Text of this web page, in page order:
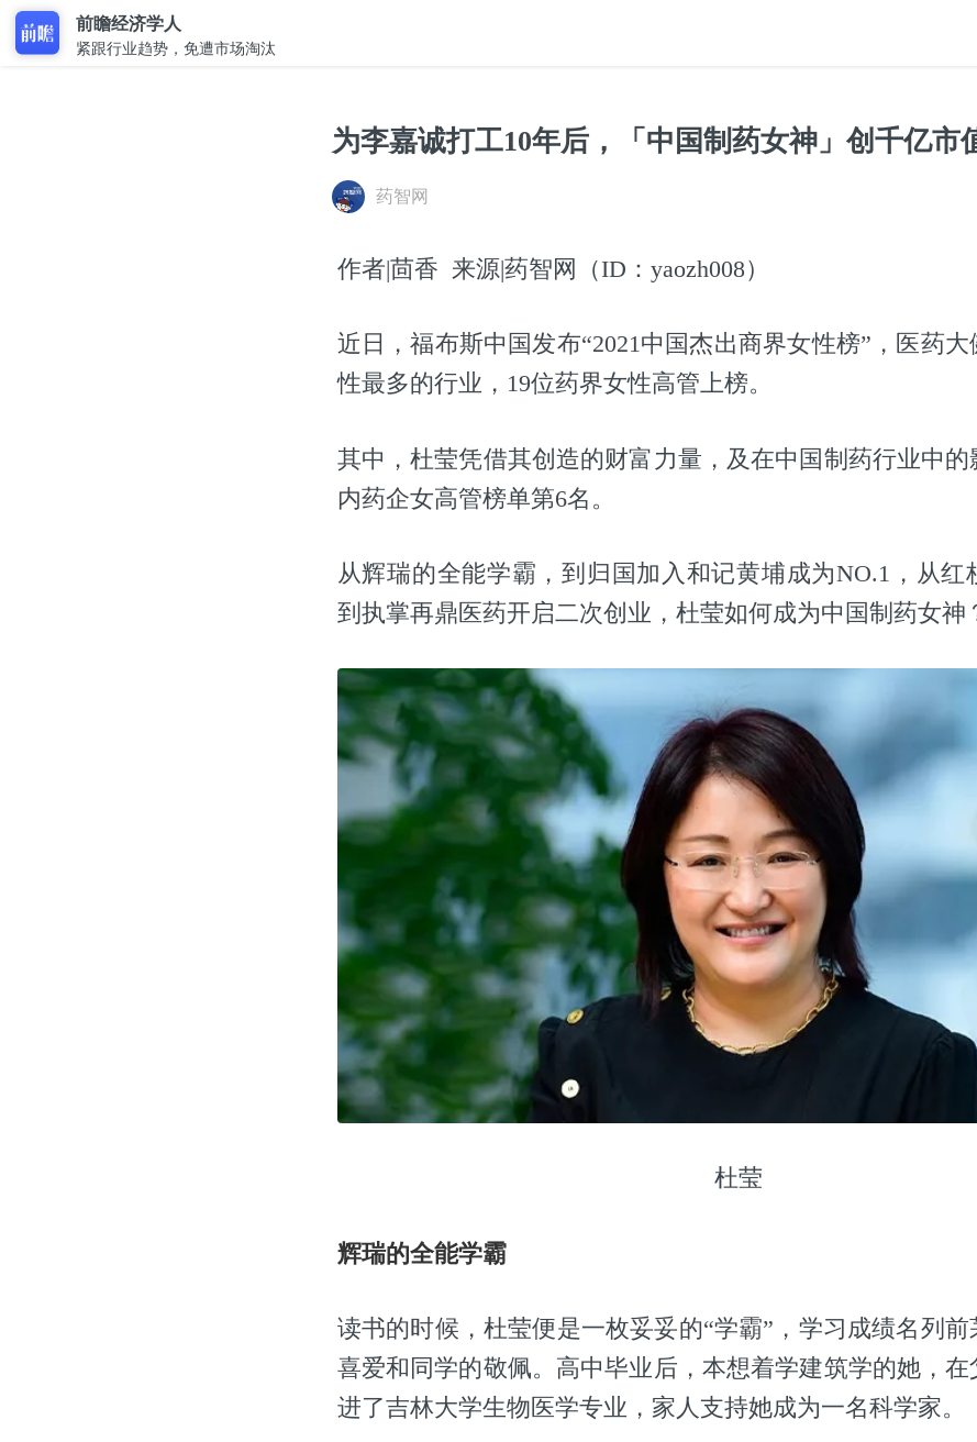
前瞻经济学人
紧跟行业趋势，免遭市场淘汰
为李嘉诚打工10年后，「中国制药女神」创千亿市
药智网
作者|茴香 来源|药智网（ID：yaozh008）
近日，福布斯中国发布“2021中国杰出商界女性榜”，医药
性最多的行业，19位药界女性高管上榜。
其中，杜莹凭借其创造的财富力量，及在中国制药行业中的
内药企女高管榜单第6名。
从辉瑞的全能学霸，到归国加入和记黄埔成为NO.1，从红
到执掌再鼎医药开启二次创业，杜莹如何成为中国制药女神
杜莹
辉瑞的全能学霸
读书的时候，杜莹便是一枚妥妥的“学霸”，学习成绩名列前
喜爱和同学的敬佩。高中毕业后，本想着学建筑学的她，在
进了吉林大学生物医学专业，家人支持她成为一名科学家。